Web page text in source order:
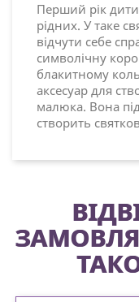
Перший рік
рідних. У таке
відчути себе
символічну
блакитному
аксесуар для
малюка. Вона
створить